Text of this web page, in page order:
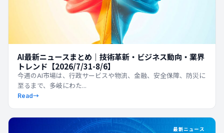
AI最新ニュースまとめ｜技術革新・ビジネス動向・業界
トレンド【2026/7/31-8/6】
今週のAI市場は、行政サービスや物流、金融、安全保障、防災に
至るまで、多岐にわた...
Read→
最新ニュース